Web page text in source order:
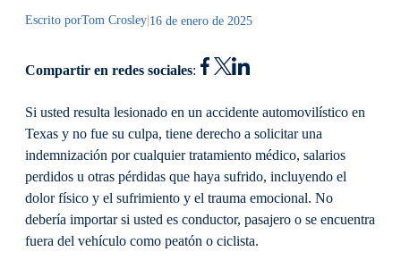
Escrito porTom Crosley|16 de enero de 2025
Compartir en redes sociales:
Si usted resulta lesionado en un accidente automovilístico en
Texas y no fue su culpa, tiene derecho a solicitar una
indemnización por cualquier tratamiento médico, salarios
perdidos u otras pérdidas que haya sufrido, incluyendo el
dolor físico y el sufrimiento y el trauma emocional. No
debería importar si usted es conductor, pasajero o se encuentra
fuera del vehículo como peatón o ciclista.